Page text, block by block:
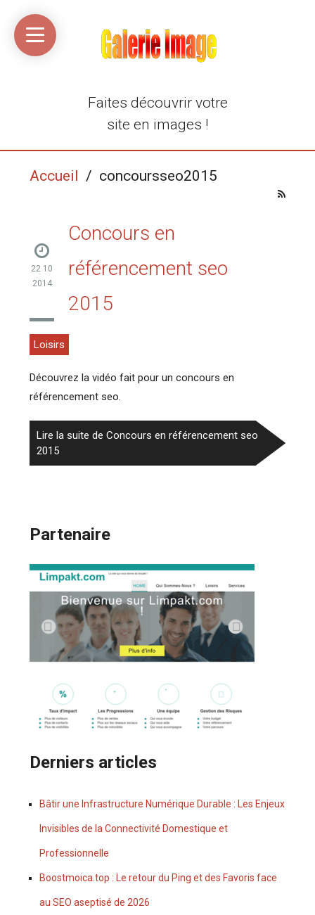
Accueil
Média
libre
Linkinaz
Katomi
compte
Twitter
@Ortegeek
compte
Flickr
Faites découvrir votre
site en images !
Accueil / concoursseo2015
22 10
2014
Concours en
référencement seo
2015
Loisirs
Découvrez la vidéo fait pour un concours en
référencement seo.
Lire la suite de Concours en référencement seo
2015
Partenaire
Derniers articles
Bâtir une Infrastructure Numérique Durable : Les Enjeux
Invisibles de la Connectivité Domestique et
Professionnelle
Boostmoica.top : Le retour du Ping et des Favoris face
au SEO aseptisé de 2026